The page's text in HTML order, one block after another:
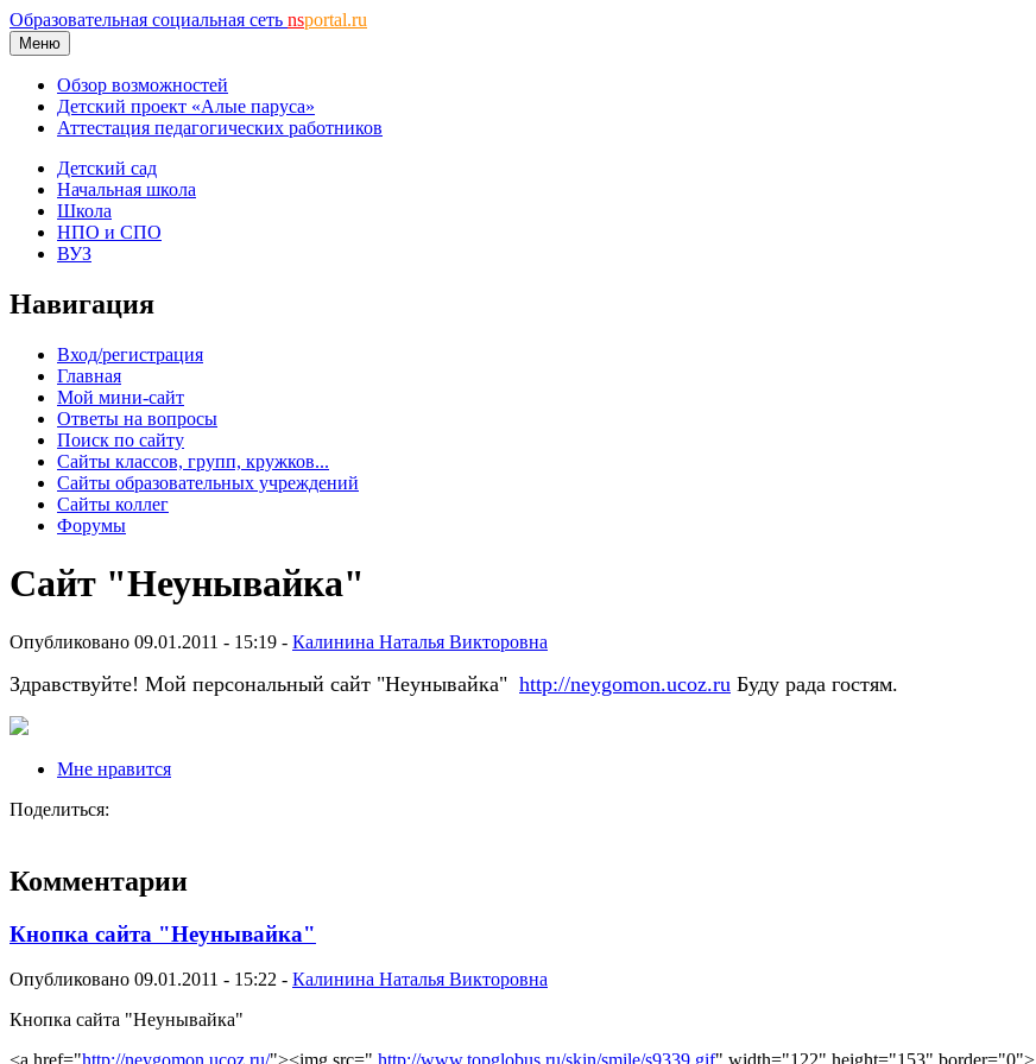
Образовательная социальная сеть nsportal.ru
Меню
Обзор возможностей
Детский проект «Алые паруса»
Аттестация педагогических работников
Детский сад
Начальная школа
Школа
НПО и СПО
ВУЗ
Навигация
Вход/регистрация
Главная
Мой мини-сайт
Ответы на вопросы
Поиск по сайту
Сайты классов, групп, кружков...
Сайты образовательных учреждений
Сайты коллег
Форумы
Сайт "Неунывайка"
Опубликовано 09.01.2011 - 15:19 - Калинина Наталья Викторовна
Здравствуйте! Мой персональный сайт "Неунывайка" http://neygomon.ucoz.ru Буду рада гостям.
Мне нравится
Поделиться:
Комментарии
Кнопка сайта "Неунывайка"
Опубликовано 09.01.2011 - 15:22 - Калинина Наталья Викторовна
Кнопка сайта "Неунывайка"